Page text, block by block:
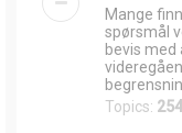
Mange
spørsmål
bevis
Topics: 254